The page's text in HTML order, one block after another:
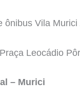
ônibus Vila
Leocádio
– Murici